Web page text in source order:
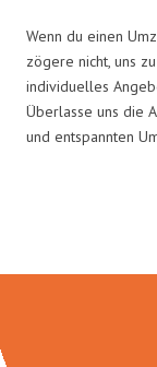
Wenn du einen
zögere nicht, uns
individuelles
Überlasse uns die
und entspannten